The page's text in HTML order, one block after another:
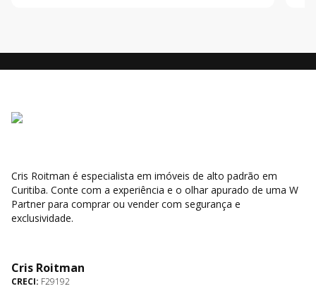
Cris Roitman é especialista em imóveis de alto padrão em
Curitiba. Conte com a experiência e o olhar apurado de uma W
Partner para comprar ou vender com segurança e
exclusividade.
Cris Roitman
CRECI: F29192